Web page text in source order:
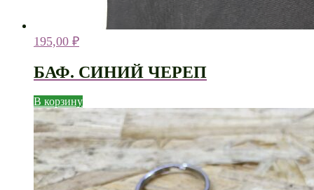
195,00 ₽
БАФ. СИНИЙ ЧЕРЕП
В корзину